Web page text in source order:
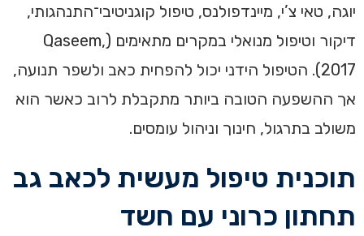
יוגה, טאי צ’י, מיינדפולנס, טיפול קוגניטיבי־התנהגותי,
דיקור וטיפול מנואלי במקרים מתאימים (Qaseem,
2017). הטיפול הידני יכול להפחית כאב ולשפר תנועה,
אך ההשפעה הטובה ביותר מתקבלת לרוב כאשר הוא
משולב בתרגול, חינוך וניהול עומסים.
תוכנית טיפול מעשית לכאב גב
תחתון כרוני עם חשד